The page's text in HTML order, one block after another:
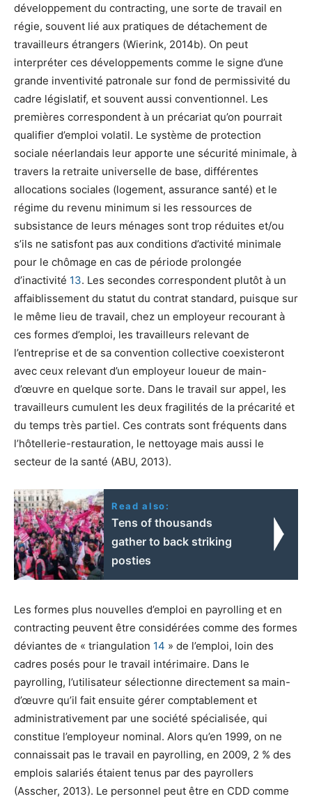
développement du contracting, une sorte de travail en
régie, souvent lié aux pratiques de détachement de
travailleurs étrangers (Wierink, 2014b). On peut
interpréter ces développements comme le signe d’une
grande inventivité patronale sur fond de permissivité du
cadre législatif, et souvent aussi conventionnel. Les
premières correspondent à un précariat qu’on pourrait
qualifier d’emploi volatil. Le système de protection
sociale néerlandais leur apporte une sécurité minimale, à
travers la retraite universelle de base, différentes
allocations sociales (logement, assurance santé) et le
régime du revenu minimum si les ressources de
subsistance de leurs ménages sont trop réduites et/ou
s’ils ne satisfont pas aux conditions d’activité minimale
pour le chômage en cas de période prolongée
d’inactivité 13. Les secondes correspondent plutôt à un
affaiblissement du statut du contrat standard, puisque sur
le même lieu de travail, chez un employeur recourant à
ces formes d’emploi, les travailleurs relevant de
l’entreprise et de sa convention collective coexisteront
avec ceux relevant d’un employeur loueur de main-
d’œuvre en quelque sorte. Dans le travail sur appel, les
travailleurs cumulent les deux fragilités de la précarité et
du temps très partiel. Ces contrats sont fréquents dans
l’hôtellerie-restauration, le nettoyage mais aussi le
secteur de la santé (ABU, 2013).
Read also:
Tens of thousands
gather to back striking
posties
Les formes plus nouvelles d’emploi en payrolling et en
contracting peuvent être considérées comme des formes
déviantes de « triangulation 14 » de l’emploi, loin des
cadres posés pour le travail intérimaire. Dans le
payrolling, l’utilisateur sélectionne directement sa main-
d’œuvre qu’il fait ensuite gérer comptablement et
administrativement par une société spécialisée, qui
constitue l’employeur nominal. Alors qu’en 1999, on ne
connaissait pas le travail en payrolling, en 2009, 2 % des
emplois salariés étaient tenus par des payrollers
(Asscher, 2013). Le personnel peut être en CDD comme